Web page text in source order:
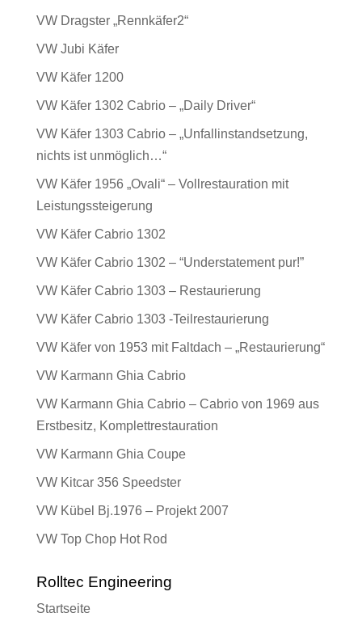
VW Dragster „Rennkäfer2“
VW Jubi Käfer
VW Käfer 1200
VW Käfer 1302 Cabrio – „Daily Driver“
VW Käfer 1303 Cabrio – „Unfallinstandsetzung,
nichts ist unmöglich…“
VW Käfer 1956 „Ovali“ – Vollrestauration mit
Leistungssteigerung
VW Käfer Cabrio 1302
VW Käfer Cabrio 1302 – “Understatement pur!”
VW Käfer Cabrio 1303 – Restaurierung
VW Käfer Cabrio 1303 -Teilrestaurierung
VW Käfer von 1953 mit Faltdach – „Restaurierung“
VW Karmann Ghia Cabrio
VW Karmann Ghia Cabrio – Cabrio von 1969 aus
Erstbesitz, Komplettrestauration
VW Karmann Ghia Coupe
VW Kitcar 356 Speedster
VW Kübel Bj.1976 – Projekt 2007
VW Top Chop Hot Rod
Rolltec Engineering
Startseite